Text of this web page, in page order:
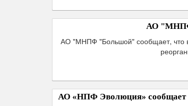
АО "МНПФ
АО "МНПФ "Большой" сообщает, что в
АО «НПФ Эволюция» сообщает